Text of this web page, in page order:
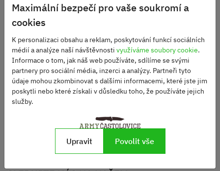
UTON 362-
BG/STONEWASH bez
příslušenství
Skladem
2480 Kč
Maximální bezpečí pro vaše soukromí a
cookies
K personalizaci obsahu a reklam, poskytování funkcí sociálních
médií a analýze naší návštěvnosti využíváme soubory cookie.
Informace o tom, jak náš web používáte, sdílíme se svými
partnery pro sociální média, inzerci a analýzy. Partneři tyto
údaje mohou zkombinovat s dalšími informacemi, které jste jim
poskytli nebo které získali v důsledku toho, že používáte jejich
služby.
Upravit Povolit vše